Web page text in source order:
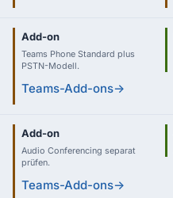
Add-on
Teams Phone Standard plus
PSTN-Modell.
Teams-Add-ons→
Add-on
Audio Conferencing separat
prüfen.
Teams-Add-ons→